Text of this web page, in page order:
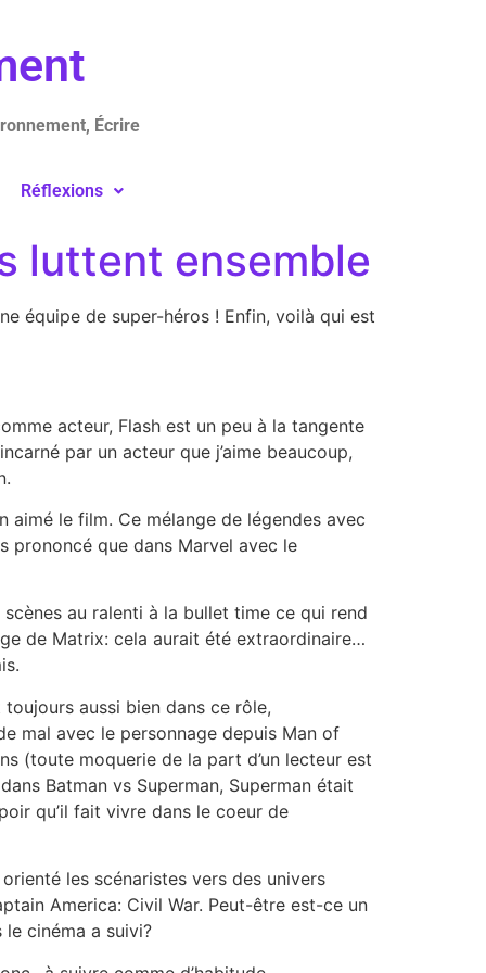
Écrire
Réflexions
luttent ensemble
équipe de super-héros ! Enfin, voilà qui est
acteur, Flash est un peu à la tangente
par un acteur que j’aime beaucoup,
aimé le film. Ce mélange de légendes avec
prononcé que dans Marvel avec le
au ralenti à la bullet time ce qui rend
de Matrix: cela aurait été extraordinaire…
aussi bien dans ce rôle,
mal avec le personnage depuis Man of
(toute moquerie de la part d’un lecteur est
Batman vs Superman, Superman était
qu’il fait vivre dans le coeur de
les scénaristes vers des univers
America: Civil War. Peut-être est-ce un
cinéma a suivi?